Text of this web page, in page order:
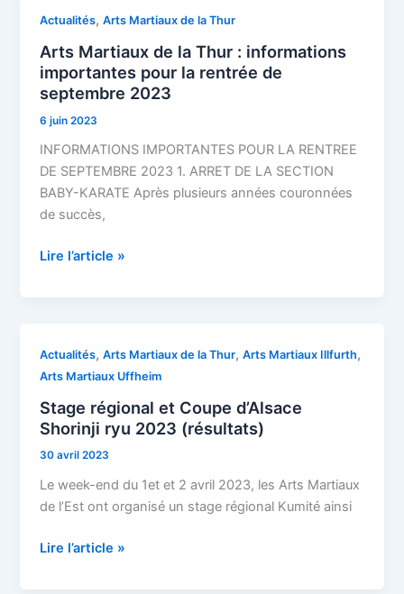
Actualités,Arts Martiaux de la Thur
Arts Martiaux de la Thur : informations
importantes pour la rentrée de
septembre 2023
6 juin 2023
INFORMATIONS IMPORTANTES POUR LA RENTREE
DE SEPTEMBRE 2023 1. ARRET DE LA SECTION
BABY-KARATE Après plusieurs années couronnées
de succès,
Arts
de
la
Thur
:
informations
importantes
pour
la
de
Lire l’article »
Actualités,Arts Martiaux de la Thur,Arts Martiaux Illfurth,
Arts Martiaux Uffheim
Stage régional et Coupe d’Alsace
Shorinji ryu 2023 (résultats)
30 avril 2023
Le week-end du 1et et 2 avril 2023, les Arts Martiaux
de l’Est ont organisé un stage régional Kumité ainsi
Stage
régional
Coupe
d’Alsace
Shorinji
ryu
2023
Lire l’article »